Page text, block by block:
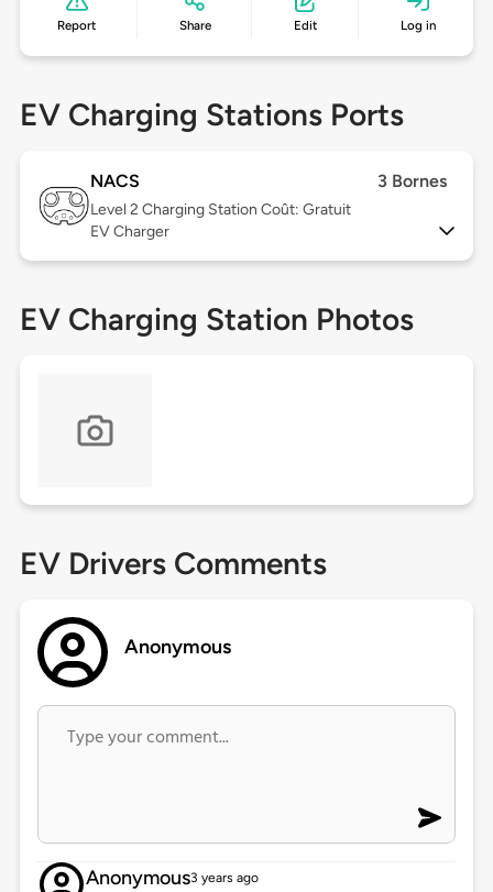
Report Share Edit Log in
EV Charging Stations Ports
NACS 3 Bornes
Level 2 Charging Station Coût: Gratuit
EV Charger
EV Charging Station Photos
EV Drivers Comments
Anonymous
Anonymous3 years ago